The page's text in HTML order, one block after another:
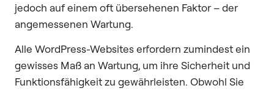
jedoch auf einem oft übersehenen Faktor – der
angemessenen Wartung.
Alle WordPress-Websites erfordern zumindest ein
gewisses Maß an Wartung, um ihre Sicherheit und
Funktionsfähigkeit zu gewährleisten. Obwohl Sie